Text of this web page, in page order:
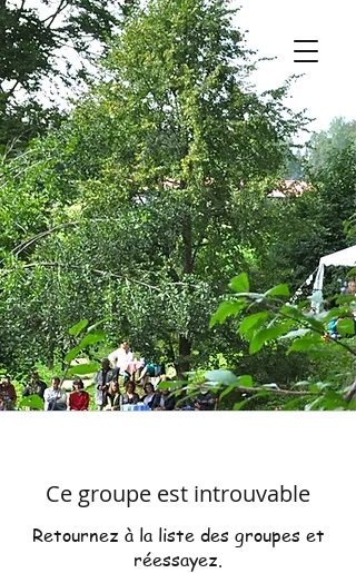
Ce groupe est introuvable
Retournez à la liste des groupes et
réessayez.